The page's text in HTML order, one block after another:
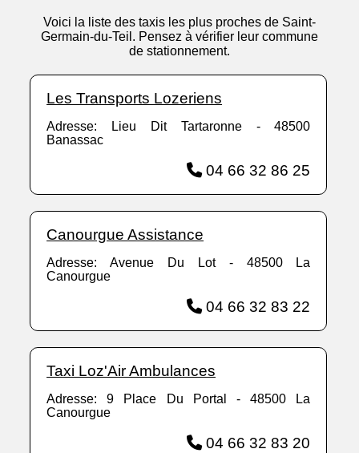
Voici la liste des taxis les plus proches de Saint-
Germain-du-Teil. Pensez à vérifier leur commune
de stationnement.
Les Transports Lozeriens
Adresse: Lieu Dit Tartaronne - 48500
Banassac
04 66 32 86 25
Canourgue Assistance
Adresse: Avenue Du Lot - 48500 La
Canourgue
04 66 32 83 22
Taxi Loz'Air Ambulances
Adresse: 9 Place Du Portal - 48500 La
Canourgue
04 66 32 83 20